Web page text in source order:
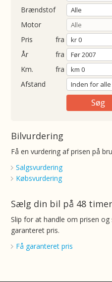
Brændstof
Motor
Pris
fra
fra
fra
Afstand
Bilvurdering
Få en vurdering af prisen på
Salgsvurdering
Købsvurdering
Sælg din bil på 48 timer
Slip for at handle om prisen
garanteret pris.
Få garanteret pris